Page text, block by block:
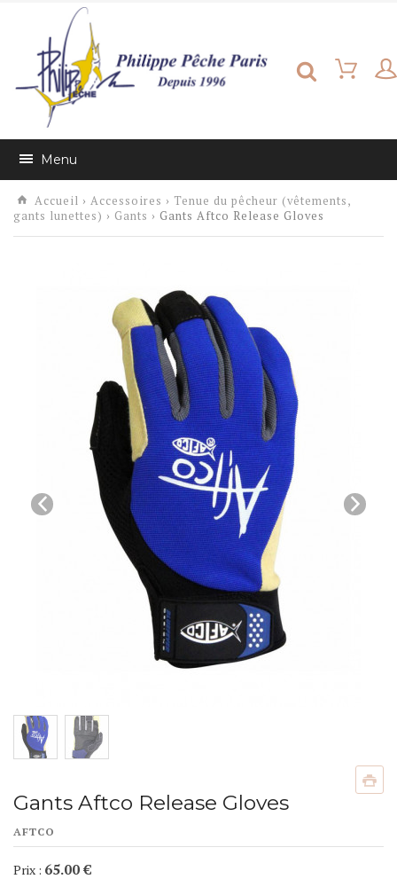
Menu
Accueil ›Accessoires › Tenue du pêcheur (vêtements,
gants lunettes) › Gants › Gants Aftco Release Gloves
Gants Aftco Release Gloves
AFTCO
Prix : 65.00 €